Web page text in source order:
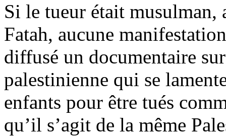
Si le tueur était musulman,
Fatah, aucune
diffusé un documentaire
palestinienne qui se
enfants pour être tués
qu’il s’agit de la même